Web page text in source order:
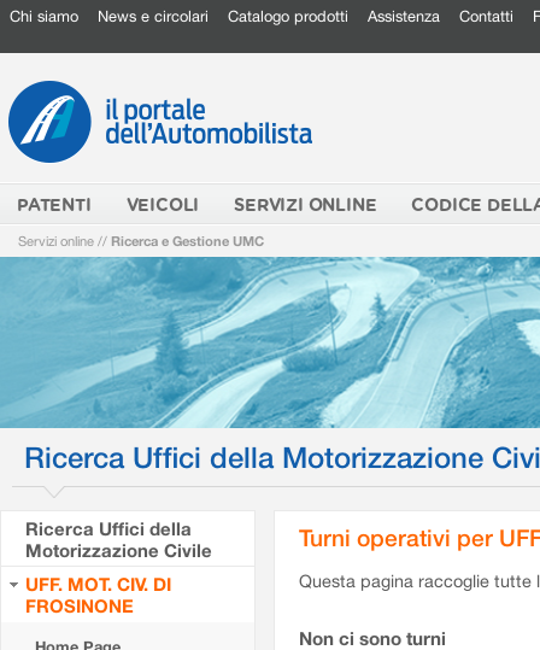
Chi siamo News e circolari Catalogo prodotti Assistenza Contatti
PATENTI VEICOLI SERVIZI ONLINE CODICE
Servizi online // Ricerca e Gestione UMC
Ricerca Uffici della Motorizzazione
Ricerca Uffici della
Motorizzazione Civile
UFF. MOT. CIV. DI
FROSINONE
Turni operativi per
Questa pagina raccoglie tutte
Non ci sono turni